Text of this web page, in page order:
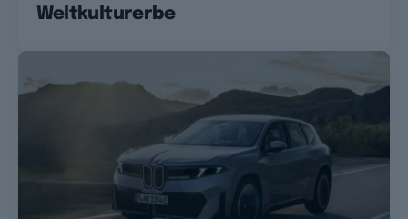
Weltkulturerbe